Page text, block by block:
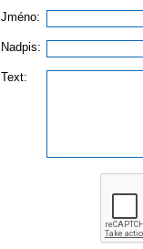
Jméno:
Nadpis:
Text: